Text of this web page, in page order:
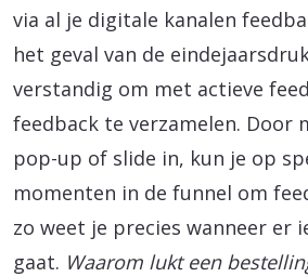
via al je digitale kanalen
het geval van de
verstandig om met actieve
feedback te verzamelen. Door
pop-up of slide in, kun je op
momenten in de funnel om
zo weet je precies wanneer er
gaat. Waarom lukt een